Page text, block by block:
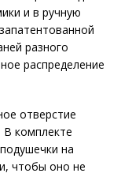
и в ручную
разного
распределение
отверстие
В комплекте
на
чтобы оно не